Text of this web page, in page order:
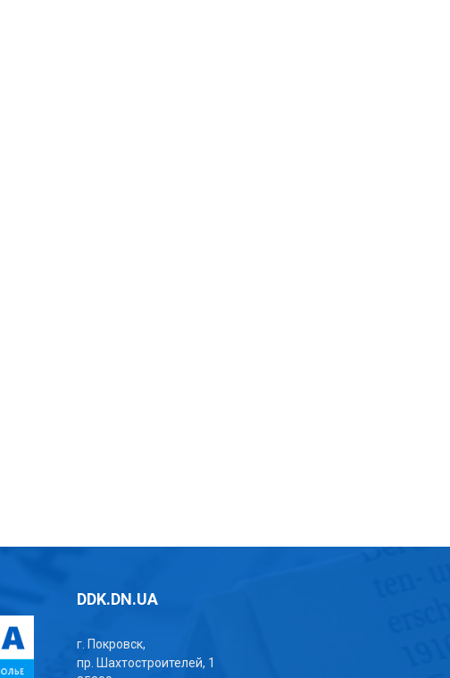
DDK.DN.UA
г. Покровск,
пр. Шахтостроителей, 1